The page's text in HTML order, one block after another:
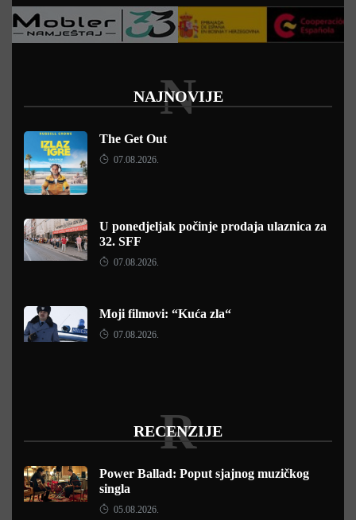
NAJNOVIJE
N
The Get Out
07.08.2026.
U ponedjeljak počinje prodaja ulaznica za
32. SFF
07.08.2026.
Moji filmovi: “Kuća zla“
07.08.2026.
RECENZIJE
R
Power Ballad: Poput sjajnog muzičkog
singla
05.08.2026.